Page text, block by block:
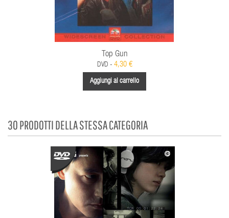
Top Gun
DVD - 4,30 €
Aggiungi al carrello
30 PRODOTTI DELLA STESSA CATEGORIA